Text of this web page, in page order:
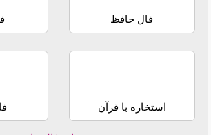
فال حافظ
استخاره با قرآن